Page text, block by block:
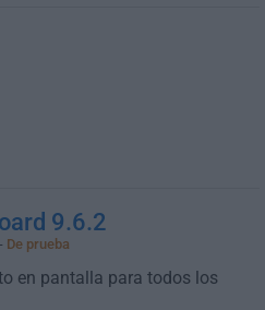
9.6.2
De prueba
en pantalla para todos los